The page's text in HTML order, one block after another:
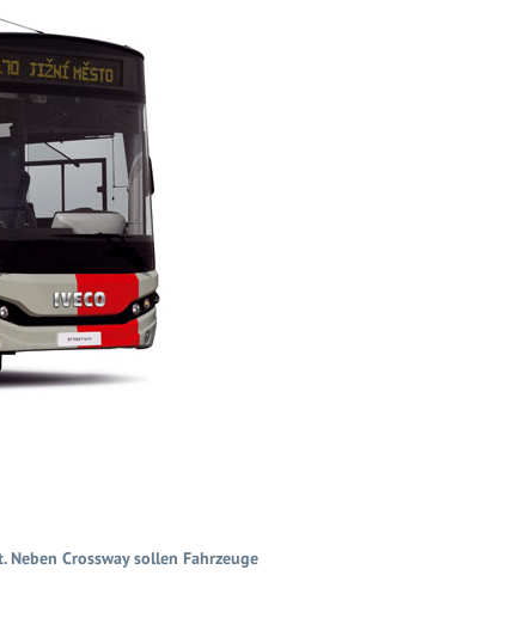
Crossway sollen Fahrzeuge